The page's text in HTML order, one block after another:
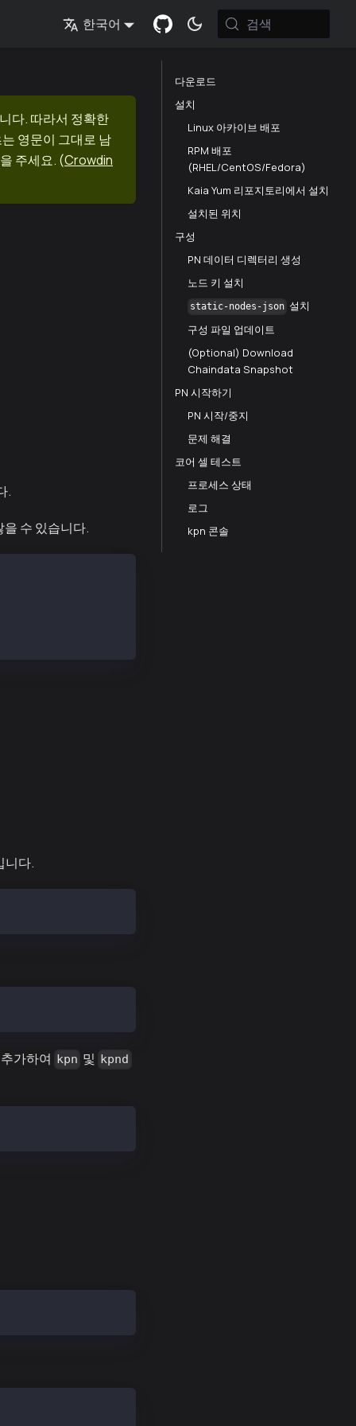
한국어 검색
다. 따라서 정확한
영문이 그대로 남
주세요. (Crowdin
.
수 있습니다.
니다.
가하여 kpn 및 kpnd
다운로드
설치
Linux 아카이브 배포
RPM 배포
(RHEL/CentOS/Fedora)
Kaia Yum 리포지토리에서 설치
설치된 위치
구성
PN 데이터 디렉터리 생성
노드 키 설치
static-nodes-json 설치
구성 파일 업데이트
(Optional) Download
Chaindata Snapshot
PN 시작하기
PN 시작/중지
문제 해결
코어 셀 테스트
프로세스 상태
로그
kpn 콘솔